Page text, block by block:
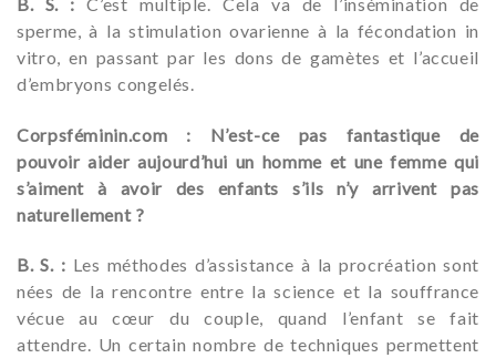
sperme, à la stimulation ovarienne à la fécondation in
vitro, en passant par les dons de gamètes et l’accueil
d’embryons congelés.
Corpsféminin.com : N’est-ce pas fantastique de
pouvoir aider aujourd’hui un homme et une femme qui
s’aiment à avoir des enfants s’ils n’y arrivent pas
naturellement ?
B. S. : Les méthodes d’assistance à la procréation sont
nées de la rencontre entre la science et la souffrance
vécue au cœur du couple, quand l’enfant se fait
attendre. Un certain nombre de techniques permettent